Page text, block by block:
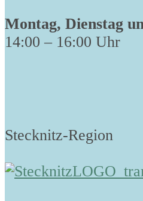
Montag, Dienstag
14:00 – 16:00 Uhr
Stecknitz-Region